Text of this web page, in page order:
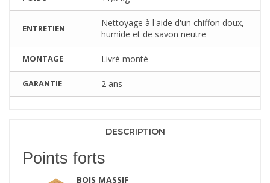
ENTRETIEN
Nettoyage à l'aide d'un chiffon doux,
humide et de savon neutre
MONTAGE Livré monté
GARANTIE 2 ans
DESCRIPTION
Points forts
BOIS MASSIF